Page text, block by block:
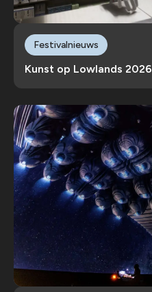
Kunst op Lowlands 2026
Festivalnieuws